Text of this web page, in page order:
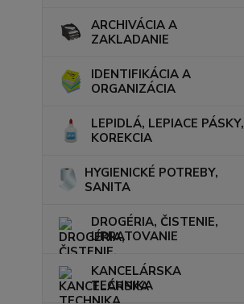
ARCHIVÁCIA A
ZAKLADANIE
IDENTIFIKÁCIA A
ORGANIZÁCIA
LEPIDLÁ, LEPIACE PÁSKY,
KOREKCIA
HYGIENICKÉ POTREBY,
SANITA
DROGÉRIA, ČISTENIE,
UPRATOVANIE
KANCELÁRSKA
TECHNIKA